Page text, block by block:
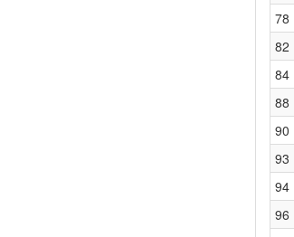
78
82
84
88
90
93
94
96